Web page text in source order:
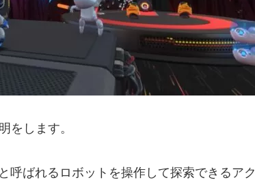
をします。
呼ばれるロボットを操作して探索できるアク